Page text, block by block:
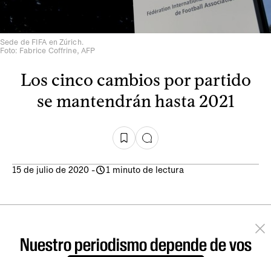
Sede de FIFA en Zúrich.
Foto: Fabrice Coffrine, AFP
Los cinco cambios por partido
se mantendrán hasta 2021
15 de julio de 2020 - 1 minuto de lectura
Nuestro periodismo depende de vos